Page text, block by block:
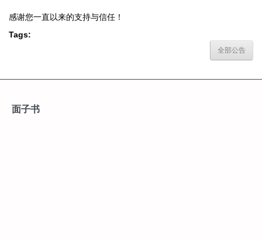
感谢您一直以来的支持与信任！
Tags:
全部公告
面子书